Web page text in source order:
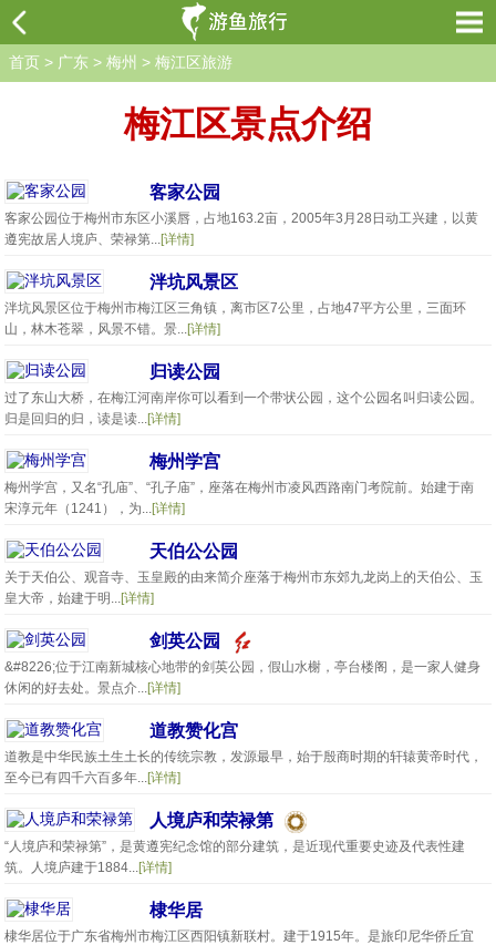
首页 > 广东 > 梅州 > 梅江区旅游
梅江区景点介绍
客家公园
客家公园位于梅州市东区小溪唇，占地163.2亩，2005年3月28日动工兴建，以黄
遵宪故居人境庐、荣禄第...[详情]
泮坑风景区
泮坑风景区位于梅州市梅江区三角镇，离市区7公里，占地47平方公里，三面环
山，林木苍翠，风景不错。景...[详情]
归读公园
过了东山大桥，在梅江河南岸你可以看到一个带状公园，这个公园名叫归读公园。
归是回归的归，读是读...[详情]
梅州学宫
梅州学宫，又名“孔庙”、“孔子庙”，座落在梅州市凌风西路南门考院前。始建于南
宋淳元年（1241），为...[详情]
天伯公公园
关于天伯公、观音寺、玉皇殿的由来简介座落于梅州市东郊九龙岗上的天伯公、玉
皇大帝，始建于明...[详情]
剑英公园
&#8226;位于江南新城核心地带的剑英公园，假山水榭，亭台楼阁，是一家人健身
休闲的好去处。景点介...[详情]
道教赞化宫
道教是中华民族土生土长的传统宗教，发源最早，始于殷商时期的轩辕黄帝时代，
至今已有四千六百多年...[详情]
人境庐和荣禄第
“人境庐和荣禄第”，是黄遵宪纪念馆的部分建筑，是近现代重要史迹及代表性建
筑。人境庐建于1884...[详情]
棣华居
棣华居位于广东省梅州市梅江区西阳镇新联村。建于1915年。是旅印尼华侨丘宜